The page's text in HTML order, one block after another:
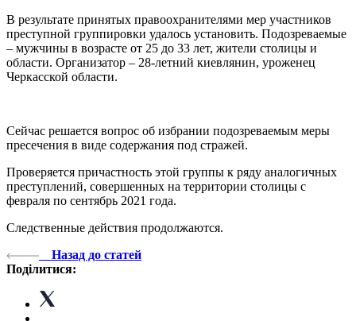
В результате принятых правоохранителями мер участников
преступной группировки удалось установить. Подозреваемые
– мужчины в возрасте от 25 до 33 лет, жители столицы и
области. Организатор – 28-летний киевлянин, уроженец
Черкасской области.
Сейчас решается вопрос об избрании подозреваемым меры
пресечения в виде содержания под стражей.
Проверяется причастность этой группы к ряду аналогичных
преступлений, совершенных на территории столицы с
февраля по сентябрь 2021 года.
Следственные действия продолжаются.
Назад до статей
Поділитися: